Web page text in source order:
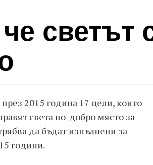
светът
2015 година 17 цели, които
света по-добро място за
да бъдат изпълнени за
години.